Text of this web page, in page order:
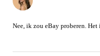
Nee, ik zou eBay proberen.